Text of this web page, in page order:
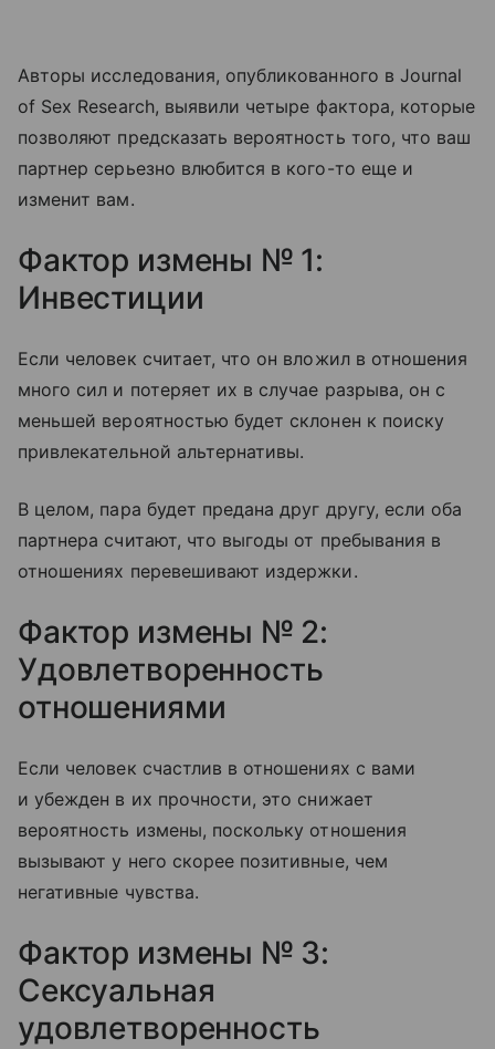
Авторы исследования, опубликованного в Journal
of Sex Research, выявили четыре фактора, которые
позволяют предсказать вероятность того, что ваш
партнер серьезно влюбится в кого-то еще и
изменит вам.
Фактор измены № 1:
Инвестиции
Если человек считает, что он вложил в отношения
много сил и потеряет их в случае разрыва, он с
меньшей вероятностью будет склонен к поиску
привлекательной альтернативы.
В целом, пара будет предана друг другу, если оба
партнера считают, что выгоды от пребывания в
отношениях перевешивают издержки.
Фактор измены № 2:
Удовлетворенность
отношениями
Если человек счастлив в отношениях с вами
и убежден в их прочности, это снижает
вероятность измены, поскольку отношения
вызывают у него скорее позитивные, чем
негативные чувства.
Фактор измены № 3:
Сексуальная
удовлетворенность